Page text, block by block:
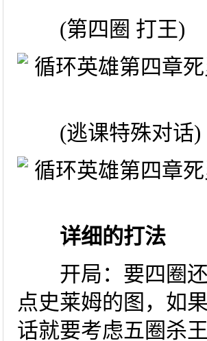
(第四圈 打王)
(逃课特殊对话)
详细的打法
开局：要四圈还
点史莱姆的图，如
话就要考虑五圈杀